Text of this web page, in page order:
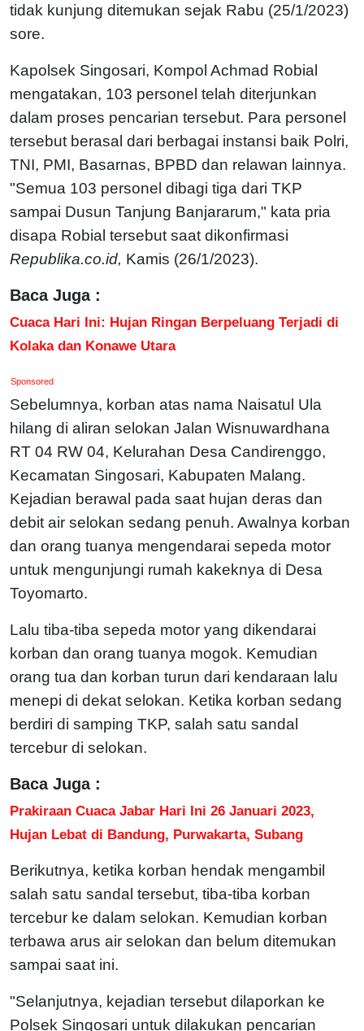
tidak kunjung ditemukan sejak Rabu (25/1/2023)
sore.
Kapolsek Singosari, Kompol Achmad Robial
mengatakan, 103 personel telah diterjunkan
dalam proses pencarian tersebut. Para personel
tersebut berasal dari berbagai instansi baik Polri,
TNI, PMI, Basarnas, BPBD dan relawan lainnya.
"Semua 103 personel dibagi tiga dari TKP
sampai Dusun Tanjung Banjararum," kata pria
disapa Robial tersebut saat dikonfirmasi
Republika.co.id, Kamis (26/1/2023).
Baca Juga :
Cuaca Hari Ini: Hujan Ringan Berpeluang Terjadi di
Kolaka dan Konawe Utara
Sponsored
Sebelumnya, korban atas nama Naisatul Ula
hilang di aliran selokan Jalan Wisnuwardhana
RT 04 RW 04, Kelurahan Desa Candirenggo,
Kecamatan Singosari, Kabupaten Malang.
Kejadian berawal pada saat hujan deras dan
debit air selokan sedang penuh. Awalnya korban
dan orang tuanya mengendarai sepeda motor
untuk mengunjungi rumah kakeknya di Desa
Toyomarto.
Lalu tiba-tiba sepeda motor yang dikendarai
korban dan orang tuanya mogok. Kemudian
orang tua dan korban turun dari kendaraan lalu
menepi di dekat selokan. Ketika korban sedang
berdiri di samping TKP, salah satu sandal
tercebur di selokan.
Baca Juga :
Prakiraan Cuaca Jabar Hari Ini 26 Januari 2023,
Hujan Lebat di Bandung, Purwakarta, Subang
Berikutnya, ketika korban hendak mengambil
salah satu sandal tersebut, tiba-tiba korban
tercebur ke dalam selokan. Kemudian korban
terbawa arus air selokan dan belum ditemukan
sampai saat ini.
"Selanjutnya, kejadian tersebut dilaporkan ke
Polsek Singosari untuk dilakukan pencarian